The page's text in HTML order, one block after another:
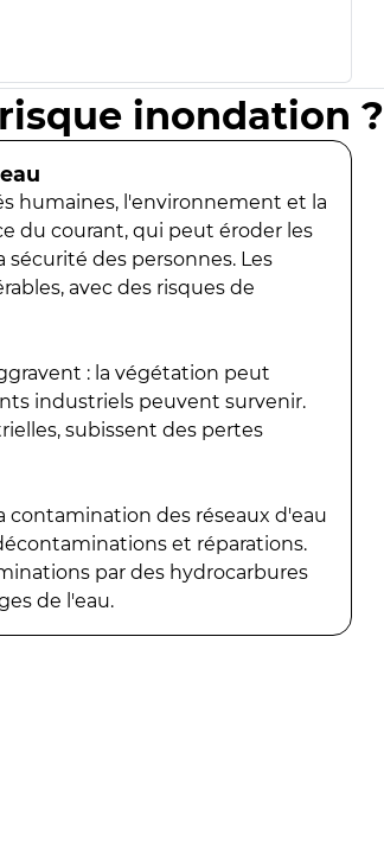
inondation ?
humaines, l'environnement et la
du courant, qui peut éroder les
des personnes. Les
avec des risques de
: la végétation peut
industriels peuvent survenir.
subissent des pertes
contamination des réseaux d'eau
et réparations.
par des hydrocarbures
de l'eau.